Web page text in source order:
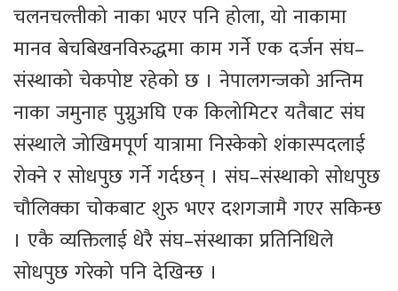
चलनचल्तीको नाका भएर पनि होला, यो नाकामा
मानव बेचबिखनविरुद्धमा काम गर्ने एक दर्जन संघ–
संस्थाको चेकपोष्ट रहेको छ । नेपालगन्जको अन्तिम
नाका जमुनाह पुग्नुअघि एक किलोमिटर यतैबाट संघ
संस्थाले जोखिमपूर्ण यात्रामा निस्केको शंकास्पदलाई
रोक्ने र सोधपुछ गर्ने गर्दछन् । संघ–संस्थाको सोधपुछ
चौलिक्का चोकबाट शुरु भएर दशगजामै गएर सकिन्छ
। एकै व्यक्तिलाई धेरै संघ–संस्थाका प्रतिनिधिले
सोधपुछ गरेको पनि देखिन्छ ।